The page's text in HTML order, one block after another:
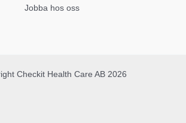
Jobba hos oss
Checkit Health Care AB 2026